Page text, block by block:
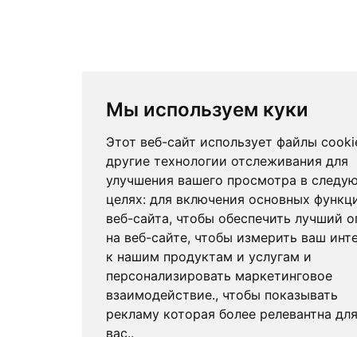
Мы используем куки
Этот веб-сайт использует файлы
другие технологии отслеживания для
улучшения вашего просмотра в
целях: для включения основных
веб-сайта, чтобы обеспечить лучший
на веб-сайте, чтобы измерить ваш
к нашим продуктам и услугам и
персонализировать маркетинговое
взаимодействие., чтобы показывать
рекламу которая более релевантна для
вас..